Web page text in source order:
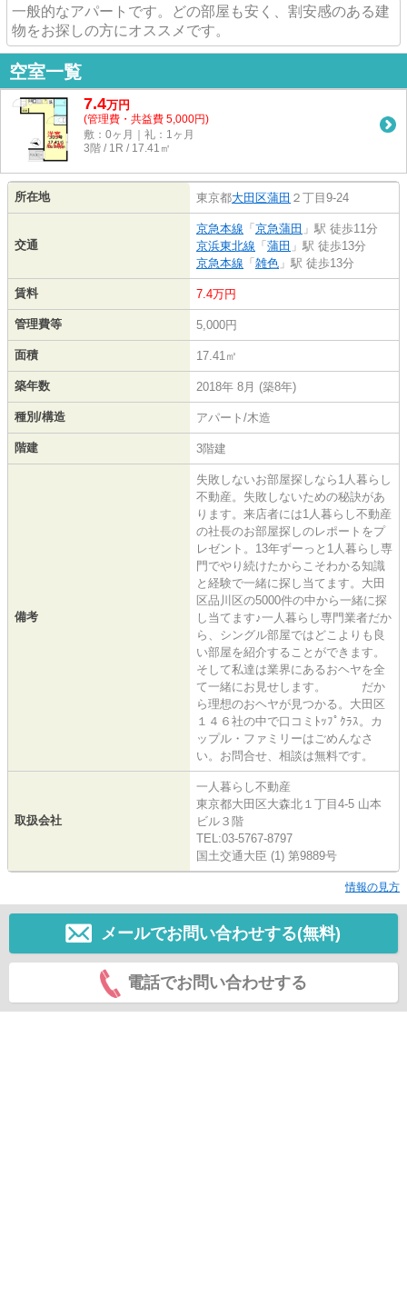
一般的なアパートです。どの部屋も安く、割安感のある建
物をお探しの方にオススメです。
空室一覧
7.4万円
(管理費・共益費 5,000円)
敷：0ヶ月｜礼：1ヶ月
3階 / 1R / 17.41㎡
所在地 東京都大田区蒲田 ２丁目9-24
交通
京急本線 「 京急蒲田 」駅 徒歩11分
京浜東北線 「 蒲田 」駅 徒歩13分
京急本線 「 雑色 」駅 徒歩13分
賃料 7.4万円
管理費等 5,000円
面積 17.41㎡
築年数 2018年 8月 (築8年)
種別/構造 アパート/木造
階建 3階建
備考
失敗しないお部屋探しなら1人暮らし
不動産。失敗しないための秘訣があ
ります。来店者には1人暮らし不動産
の社長のお部屋探しのレポートをプ
レゼント。13年ずーっと1人暮らし専
門でやり続けたからこそわかる知識
と経験で一緒に探し当てます。大田
区品川区の5000件の中から一緒に探
し当てます♪一人暮らし専門業者だか
ら、シングル部屋ではどこよりも良
い部屋を紹介することができます。
そして私達は業界にあるおヘヤを全
て一緒にお見せします。 だか
ら理想のおヘヤが見つかる。大田区
１４６社の中で口コミﾄｯﾌﾟｸﾗｽ。カ
ップル・ファミリーはごめんなさ
い。お問合せ、相談は無料です。
取扱会社
一人暮らし不動産
東京都大田区大森北１丁目4-5 山本
ビル３階
TEL:03-5767-8797
国土交通大臣 (1) 第9889号
情報の見方
メールでお問い合わせする(無料)
電話でお問い合わせする